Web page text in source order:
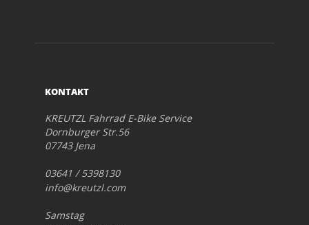
KONTAKT
KREUTZL Fahrrad E-Bike Service
Dornburger Str.56
07743 Jena
03641 / 5398130
info@kreutzl.com
Samstag